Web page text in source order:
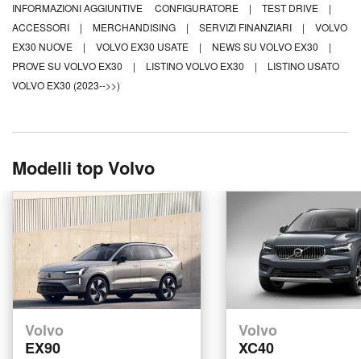
INFORMAZIONI AGGIUNTIVE CONFIGURATORE | TEST DRIVE
|
ACCESSORI
| MERCHANDISING | SERVIZI FINANZIARI |
VOLVO
EX30 NUOVE
| VOLVO EX30 USATE | NEWS SU VOLVO EX30
|
PROVE SU VOLVO EX30
| LISTINO VOLVO EX30 |
LISTINO USATO
VOLVO EX30 (2023-->>)
Modelli top Volvo
Volvo
EX90
Volvo
XC40